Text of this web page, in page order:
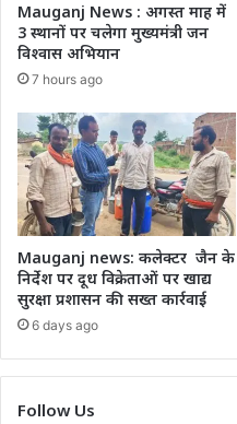
Mauganj News : अगस्त माह में
3 स्थानों पर चलेगा मुख्यमंत्री जन
विश्वास अभियान
7 hours ago
Mauganj news: कलेक्टर जैन के
निर्देश पर दूध विक्रेताओं पर खाद्य
सुरक्षा प्रशासन की सख्त कार्रवाई
6 days ago
Follow Us